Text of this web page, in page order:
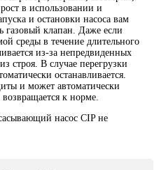
в использовании и
и остановки насоса вам
газовый клапан. Даже если
среды в течение длительного
из-за непредвиденных
строя. В случае перегрузки
останавливается.
и может автоматически
возвращается к норме.